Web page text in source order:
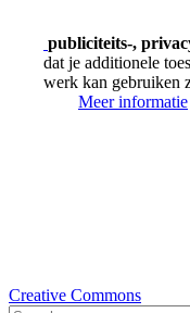
publiciteits-,
dat je additionele
werk kan gebruiken
Meer informatie
Creative Commons